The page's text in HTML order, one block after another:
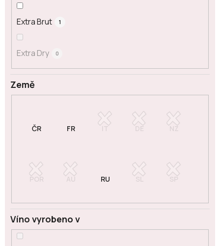
Země
Extra Brut 1
Extra Dry 0
Víno vyrobeno v